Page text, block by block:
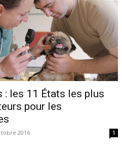
: les 11 États les plus
pour les
2016 1